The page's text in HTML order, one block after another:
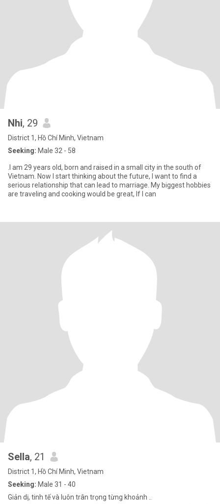
Nhi, 29
District 1, Hồ Chí Minh, Vietnam
Seeking: Male 32 - 58
.I am 29 years old, born and raised in a small city in the south of
Vietnam. Now I start thinking about the future, I want to find a
serious relationship that can lead to marriage. My biggest hobbies
are traveling and cooking would be great, If I can
Sella, 21
District 1, Hồ Chí Minh, Vietnam
Seeking: Male 31 - 40
Giản dị, tinh tế và luôn trân trọng từng khoảnh ..